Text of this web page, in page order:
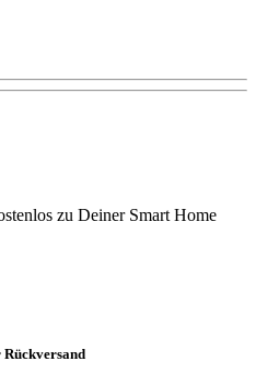
zu Deiner Smart Home
Rückversand